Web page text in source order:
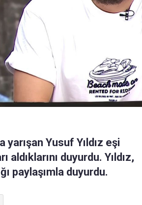
Yusuf Yıldız eşi
duyurdu. Yıldız,
paylaşımla duyurdu.